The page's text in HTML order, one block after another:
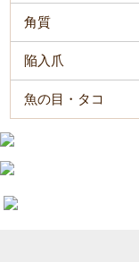
角質
陥入爪
魚の目・タコ